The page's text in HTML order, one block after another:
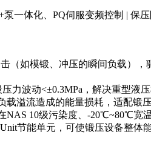
一体化、PQ伺服变频控制 |
如模锻、冲压的瞬间负载）
力波动<±0.3MPa，解决重型液
溢流造成的能量损耗，适配锻
10级污染度、-20℃~80℃宽
节能单元，可使锻压设备整体